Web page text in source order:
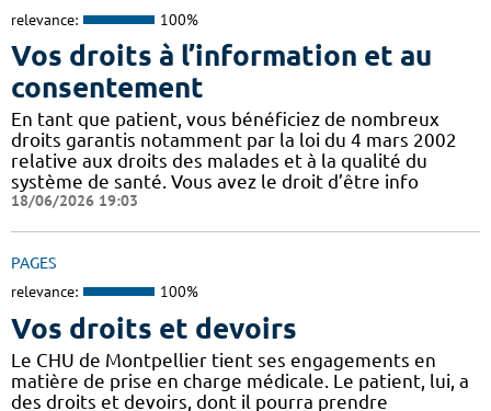
relevance: 100%
Vos droits à l’information et au
consentement
En tant que patient, vous bénéficiez de nombreux
droits garantis notamment par la loi du 4 mars 2002
relative aux droits des malades et à la qualité du
système de santé. Vous avez le droit d’être info
18/06/2026 19:03
PAGES
relevance: 100%
Vos droits et devoirs
Le CHU de Montpellier tient ses engagements en
matière de prise en charge médicale. Le patient, lui, a
des droits et devoirs, dont il pourra prendre